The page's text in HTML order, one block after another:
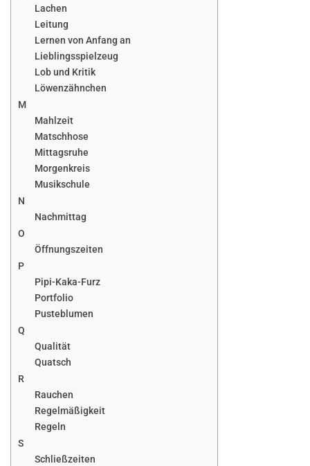
Lachen
Leitung
Lernen von Anfang an
Lieblingsspielzeug
Lob und Kritik
Löwenzähnchen
M
Mahlzeit
Matschhose
Mittagsruhe
Morgenkreis
Musikschule
N
Nachmittag
O
Öffnungszeiten
P
Pipi-Kaka-Furz
Portfolio
Pusteblumen
Q
Qualität
Quatsch
R
Rauchen
Regelmäßigkeit
Regeln
S
Schließzeiten